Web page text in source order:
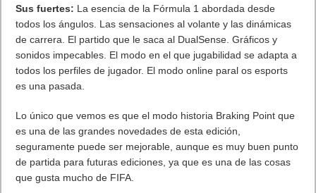
Sus fuertes: La esencia de la Fórmula 1 abordada desde
todos los ángulos. Las sensaciones al volante y las dinámicas
de carrera. El partido que le saca al DualSense. Gráficos y
sonidos impecables. El modo en el que jugabilidad se adapta a
todos los perfiles de jugador. El modo online paral os esports
es una pasada.
Lo único que vemos es que el modo historia Braking Point que
es una de las grandes novedades de esta edición,
seguramente puede ser mejorable, aunque es muy buen punto
de partida para futuras ediciones, ya que es una de las cosas
que gusta mucho de FIFA.